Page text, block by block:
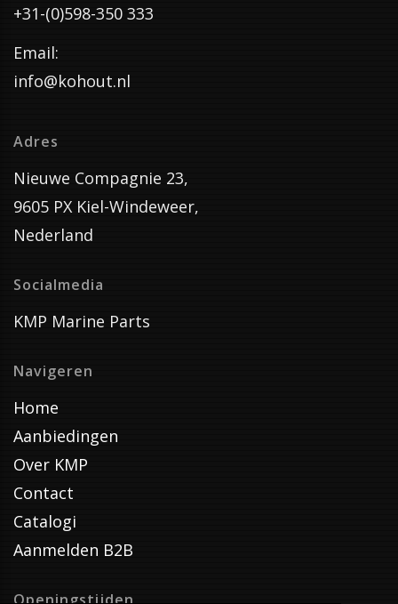
+31-(0)598-350 333
Email:
info@kohout.nl
Adres
Nieuwe Compagnie 23,
9605 PX Kiel-Windeweer,
Nederland
Socialmedia
KMP Marine Parts
Navigeren
Home
Aanbiedingen
Over KMP
Contact
Catalogi
Aanmelden B2B
Openingstijden